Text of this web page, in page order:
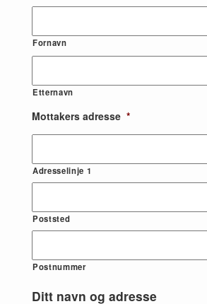
Fornavn
Etternavn
Mottakers adresse *
Adresselinje 1
Poststed
Postnummer
Ditt navn og adresse